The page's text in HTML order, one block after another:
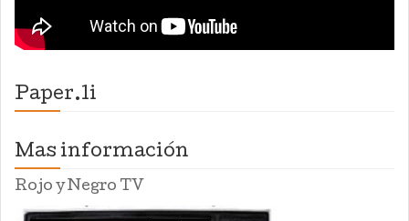
Paper.li
Mas información
Rojo y Negro TV